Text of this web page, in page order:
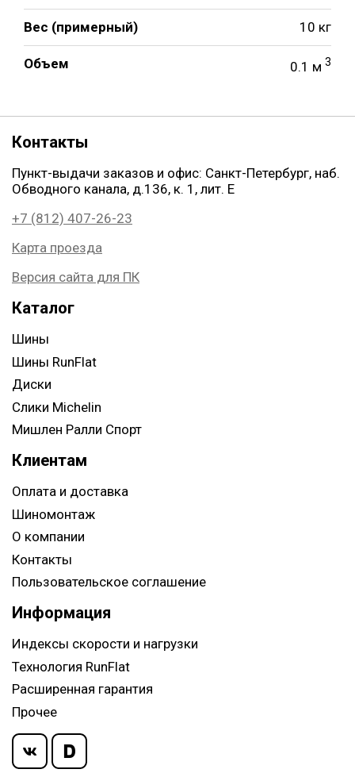
Вес (примерный) 10 кг
Объем 0.1 м 3
Контакты
Пункт-выдачи заказов и офис: Санкт-Петербург, наб.
Обводного канала, д.136, к. 1, лит. Е
+7 (812) 407-26-23
Карта проезда
Версия сайта для ПК
Каталог
Шины
Шины RunFlat
Диски
Слики Michelin
Мишлен Ралли Спорт
Клиентам
Оплата и доставка
Шиномонтаж
О компании
Контакты
Пользовательское соглашение
Информация
Индексы скорости и нагрузки
Технология RunFlat
Расширенная гарантия
Прочее